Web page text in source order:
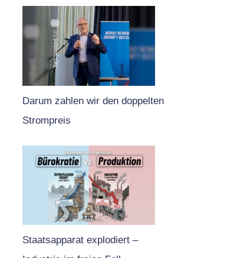
Darum zahlen wir den doppelten
Strompreis
Staatsapparat explodiert –